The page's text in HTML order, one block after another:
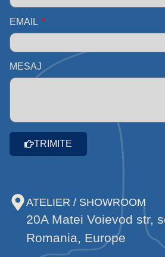
EMAIL
MESAJ
TRIMITE
ATELIER / SHOWROOM
20A Matei Voievod str,
Romania, Europe